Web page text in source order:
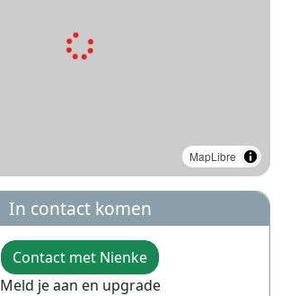
MapLibre
In contact komen
Contact met Nienke
Meld je aan en upgrade